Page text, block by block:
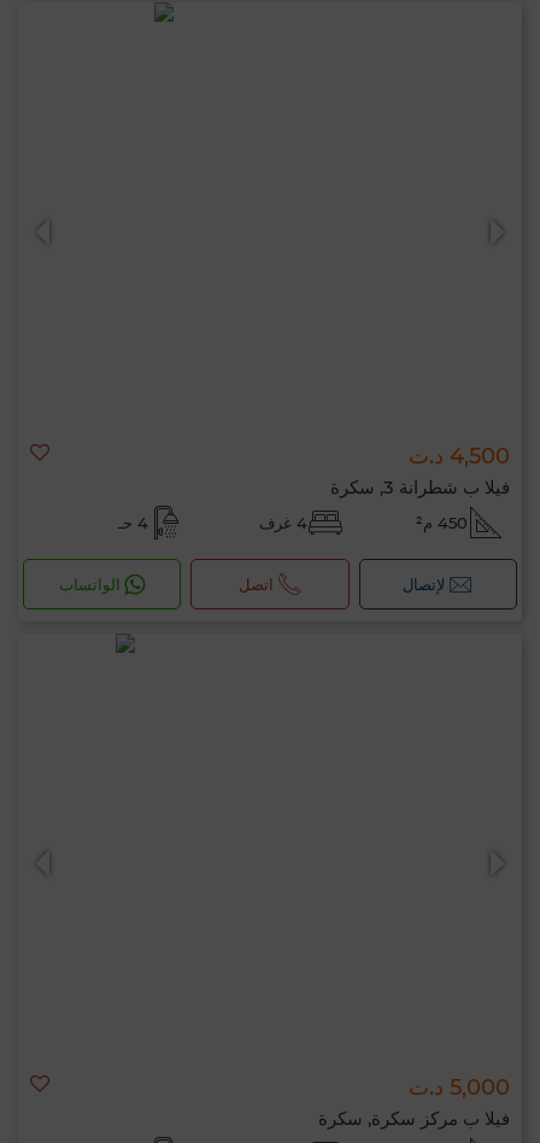
4,500 د.ت
فيلا ب شطرانة 3, سكرة
450 م² 4 غرف 4 حـ
لإتصال اتصل الواتساب
5,000 د.ت
فيلا ب مركز سكرة, سكرة